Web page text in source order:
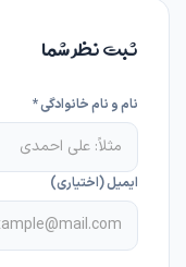
ثبت نظر شما
نام و نام خانوادگی *
ایمیل (اختیاری)